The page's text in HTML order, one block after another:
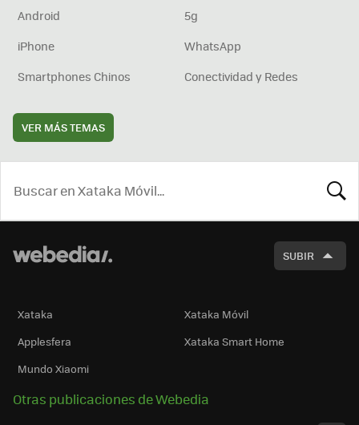
Android
5g
iPhone
WhatsApp
Smartphones Chinos
Conectividad y Redes
VER MÁS TEMAS
SUBIR
Xataka
Xataka Móvil
Applesfera
Xataka Smart Home
Mundo Xiaomi
Otras publicaciones de Webedia